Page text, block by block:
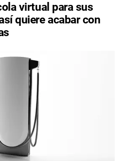
virtual para sus
quiere acabar con